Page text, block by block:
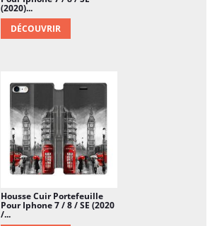
(2020)...
DÉCOUVRIR
Housse Cuir Portefeuille
Pour Iphone 7 / 8 / SE (2020
/...